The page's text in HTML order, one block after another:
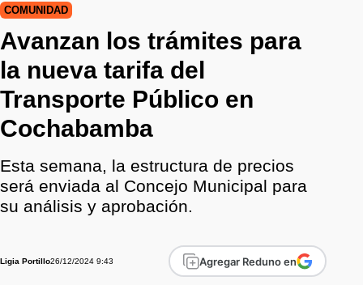
COMUNIDAD
Avanzan los trámites para
la nueva tarifa del
Transporte Público en
Cochabamba
Esta semana, la estructura de precios
será enviada al Concejo Municipal para
su análisis y aprobación.
Ligia Portillo26/12/2024 9:43 Agregar Reduno en